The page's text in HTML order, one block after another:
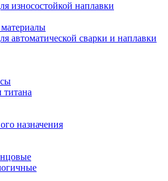
износостойкой наплавки
автоматической сварки и наплавки
титана
назначения